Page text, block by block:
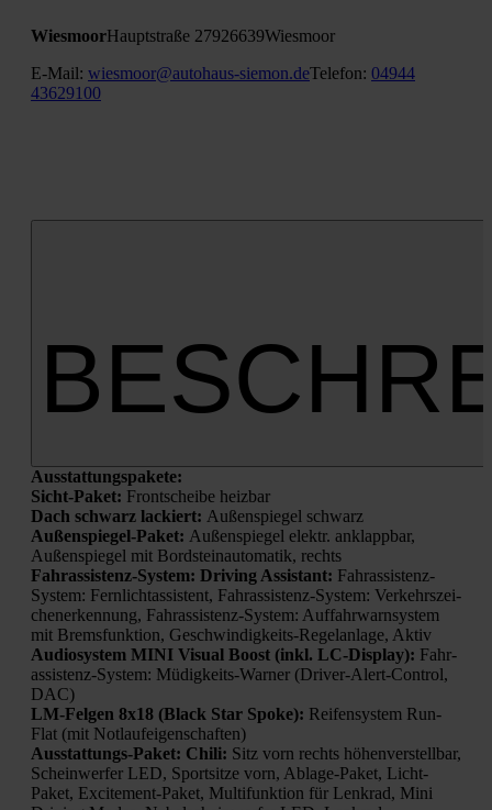
Wies­moorHaupt­stra­ße 27926639Wies­moor
E‑Mail: wiesmoor@autohaus-siemon.deTele­fon: 04944
43629100
Aus­stat­tungs­pa­ke­te:
Sicht-Paket: Front­schei­be heiz­bar
Dach schwarz lackiert: Außen­spie­gel schwarz
Außen­spie­gel-Paket: Außen­spie­gel elektr. anklapp­bar,
Außen­spie­gel mit Bord­stein­au­to­ma­tik, rechts
Fahr­as­sis­tenz-Sys­tem: Dri­ving Assistant: Fahr­as­sis­tenz-
Sys­tem: Fern­licht­as­sis­tent, Fahr­as­sis­tenz-Sys­tem: Ver­kehrs­zei­
chen­er­ken­nung, Fahr­as­sis­tenz-Sys­tem: Auf­fahr­warn­sys­tem
mit Brems­funk­ti­on, Geschwin­dig­keits-Regel­an­la­ge, Aktiv
Audio­sys­tem MINI Visu­al Boost (inkl. LC-Dis­play): Fahr­
as­sis­tenz-Sys­tem: Müdig­keits-War­ner (Dri­ver-Alert-Con­trol,
DAC)
LM-Fel­gen 8x18 (Black Star Spo­ke): Rei­fen­sys­tem Run-
Flat (mit Not­lauf­ei­gen­schaf­ten)
Aus­stat­tungs-Paket: Chi­li: Sitz vorn rechts höhen­ver­stell­bar,
Schein­wer­fer LED, Sport­sit­ze vorn, Abla­ge-Paket, Licht-
Paket, Exci­te­ment-Paket, Mul­ti­funk­ti­on für Lenk­rad, Mini